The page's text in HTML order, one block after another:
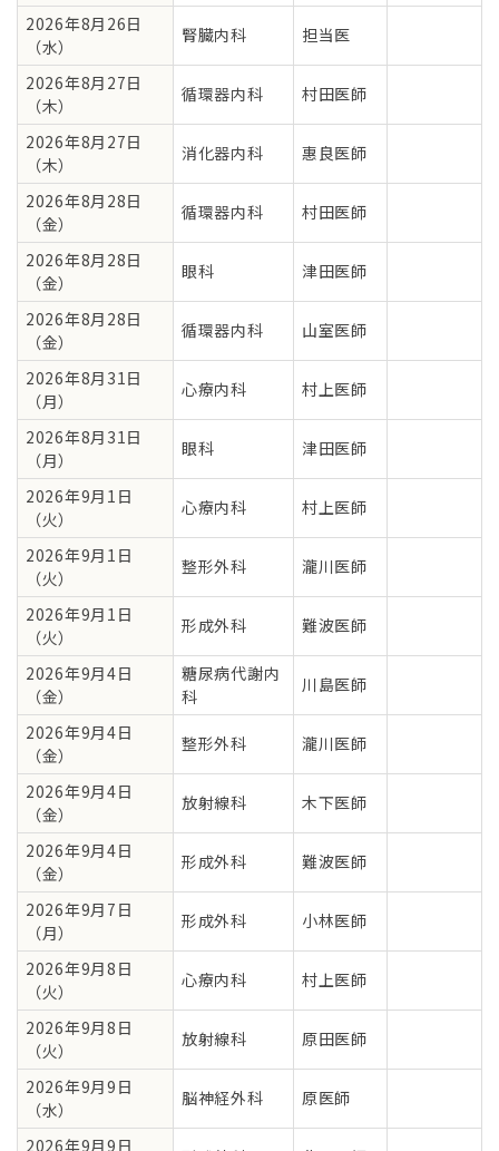
2026年8月26日
（水）
腎臓内科 担当医
2026年8月27日
（木）
循環器内科 村田医師
2026年8月27日
（木）
消化器内科 惠良医師
2026年8月28日
（金）
循環器内科 村田医師
2026年8月28日
（金）
眼科 津田医師
2026年8月28日
（金）
循環器内科 山室医師
2026年8月31日
（月）
心療内科 村上医師
2026年8月31日
（月）
眼科 津田医師
2026年9月1日
（火）
心療内科 村上医師
2026年9月1日
（火）
整形外科 瀧川医師
2026年9月1日
（火）
形成外科 難波医師
2026年9月4日
（金）
糖尿病代謝内
科
川島医師
2026年9月4日
（金）
整形外科 瀧川医師
2026年9月4日
（金）
放射線科 木下医師
2026年9月4日
（金）
形成外科 難波医師
2026年9月7日
（月）
形成外科 小林医師
2026年9月8日
（火）
心療内科 村上医師
2026年9月8日
（火）
放射線科 原田医師
2026年9月9日
（水）
脳神経外科 原医師
2026年9月9日